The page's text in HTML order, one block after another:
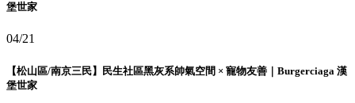
堡世家
04/21
【松山區/南京三民】民生社區黑灰系帥氣空間 × 寵物友善｜Burgerciaga 漢
堡世家